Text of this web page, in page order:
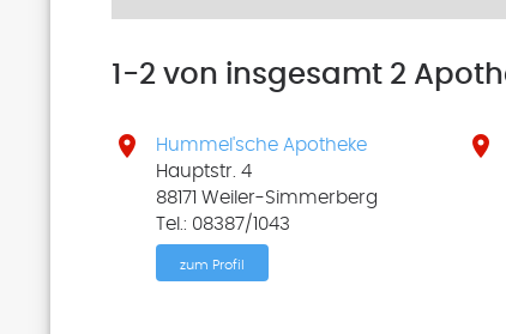
1-2 von insgesamt 2

Hummel'sche Apotheke
Hauptstr. 4
88171 Weiler-Simmerberg
Tel.: 08387/1043
zum Profil
